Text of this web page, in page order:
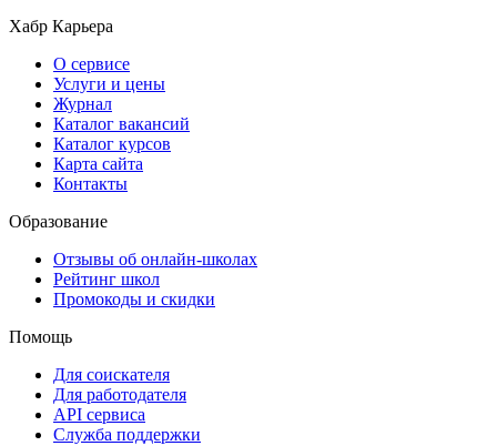
Хабр Карьера
О сервисе
Услуги и цены
Журнал
Каталог вакансий
Каталог курсов
Карта сайта
Контакты
Образование
Отзывы об онлайн-школах
Рейтинг школ
Промокоды и скидки
Помощь
Для соискателя
Для работодателя
API сервиса
Служба поддержки